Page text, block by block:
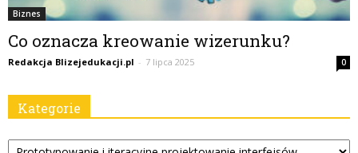
Biznes
Co oznacza kreowanie wizerunku?
Redakcja Blizejedukacji.pl - 7 lipca 2025 0
Kategorie
Kategorie